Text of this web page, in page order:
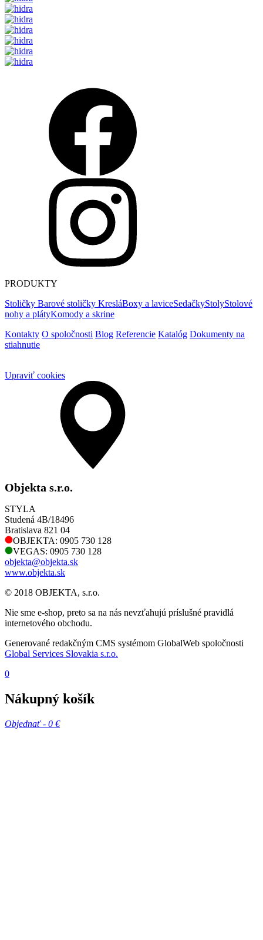
PRODUKTY
Stoličky Barové stoličky KresláBoxy a laviceSedačkyStolyStolové
nohy a plátyKomody a skrine
Kontakty O spoločnosti Blog Referencie Katalóg Dokumenty na
stiahnutie
Upraviť cookies
Objekta s.r.o.
STYLA
Studená 4B/18496
Bratislava 821 04
OBJEKTA: 0905 730 128
VEGAS: 0905 730 128
objekta@objekta.sk
www.objekta.sk
© 2018 OBJEKTA, s.r.o.
Nie sme e-shop, preto sa na nás nevzťahujú príslušné pravidlá
internetového obchodu.
Generované redakčným CMS systémom GlobalWeb spoločnosti
Global Services Slovakia s.r.o.
0
Nákupný košík
Objednať - 0 €